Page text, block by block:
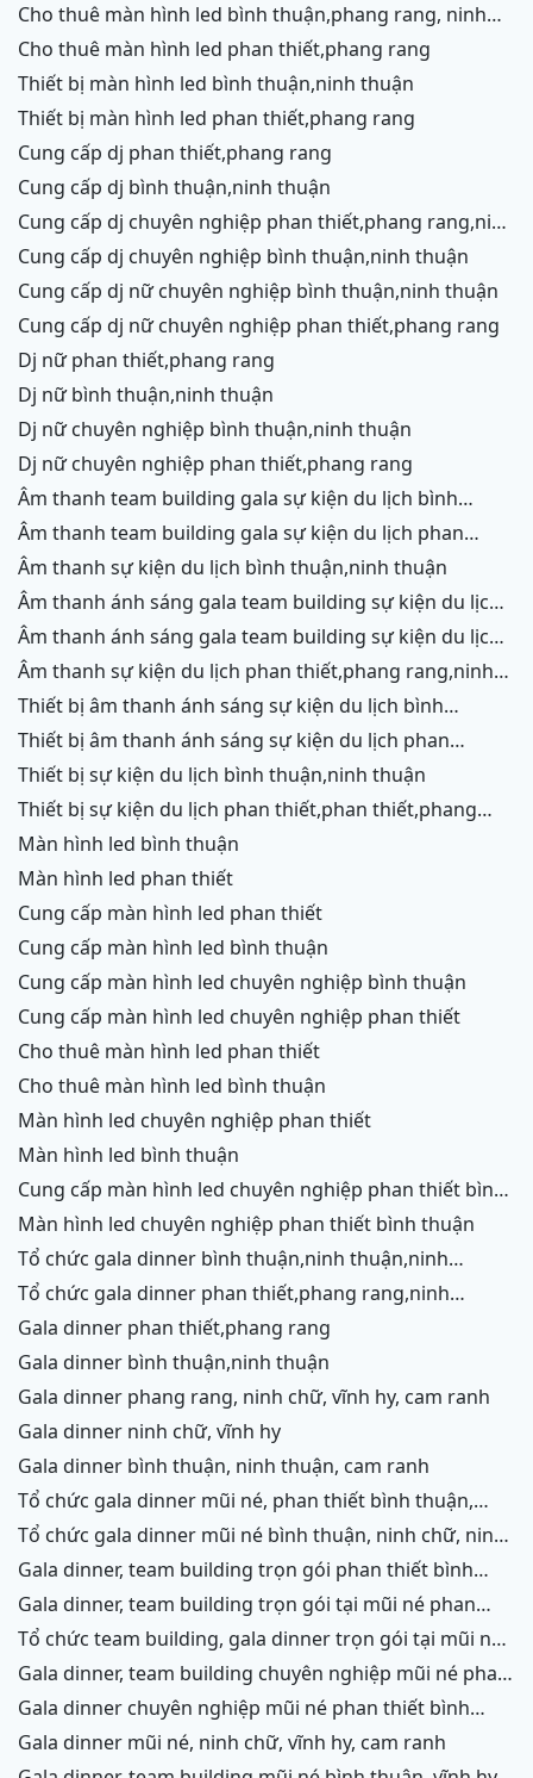
cho thuê màn hình led bình thuận,phang rang, ninh
thuận
cho thuê màn hình led phan thiết,phang rang
thiết bị màn hình led bình thuận,ninh thuận
thiết bị màn hình led phan thiết,phang rang
cung cấp dj phan thiết,phang rang
cung cấp dj bình thuận,ninh thuận
cung cấp dj chuyên nghiệp phan thiết,phang rang,ninh
chữ,vĩnh hy
cung cấp dj chuyên nghiệp bình thuận,ninh thuận
cung cấp dj nữ chuyên nghiệp bình thuận,ninh thuận
cung cấp dj nữ chuyên nghiệp phan thiết,phang rang
dj nữ phan thiết,phang rang
dj nữ bình thuận,ninh thuận
dj nữ chuyên nghiệp bình thuận,ninh thuận
dj nữ chuyên nghiệp phan thiết,phang rang
âm thanh team building gala sự kiện du lịch bình
thuận,ninh thuận
âm thanh team building gala sự kiện du lịch phan
thiết,phang rang,ninh chữ, vĩnh hy
âm thanh sự kiện du lịch bình thuận,ninh thuận
âm thanh ánh sáng gala team building sự kiện du lịch
bình thuận,ninh thuận
âm thanh ánh sáng gala team building sự kiện du lịch
phan thiết,phang rang,ninh chữ,vĩnh hy
âm thanh sự kiện du lịch phan thiết,phang rang,ninh
chữ,vĩnh hy,ninh thuận,cam ranh
thiết bị âm thanh ánh sáng sự kiện du lịch bình
thuận,ninh thuận
thiết bị âm thanh ánh sáng sự kiện du lịch phan
thiết,phang rang,ninh chữ,vĩnh hy,cam ranh
thiết bị sự kiện du lịch bình thuận,ninh thuận
thiết bị sự kiện du lịch phan thiết,phan thiết,phang
rang,ninh chữ,vĩnh hy,cam ranh
màn hình led bình thuận
màn hình led phan thiết
cung cấp màn hình led phan thiết
cung cấp màn hình led bình thuận
cung cấp màn hình led chuyên nghiệp bình thuận
cung cấp màn hình led chuyên nghiệp phan thiết
cho thuê màn hình led phan thiết
cho thuê màn hình led bình thuận
màn hình led chuyên nghiệp phan thiết
màn hình led bình thuận
cung cấp màn hình led chuyên nghiệp phan thiết bình
thuận
màn hình led chuyên nghiệp phan thiết bình thuận
tổ chức gala dinner bình thuận,ninh thuận,ninh
chữ,vĩnh hy,cam ranh
tổ chức gala dinner phan thiết,phang rang,ninh
chữ,vĩnh hy,cam ranh
gala dinner phan thiết,phang rang
gala dinner bình thuận,ninh thuận
gala dinner phang rang, ninh chữ, vĩnh hy, cam ranh
gala dinner ninh chữ, vĩnh hy
gala dinner bình thuận, ninh thuận, cam ranh
tổ chức gala dinner mũi né, phan thiết bình thuận,
ninh thuận, ninh chữ, vĩnh hy, cam ranh
tổ chức gala dinner mũi né bình thuận, ninh chữ, ninh
thuận, cam ranh
gala dinner, team building trọn gói phan thiết bình
thuận, phang rang, ninh thuận, vĩnh hy,cam ranh
gala dinner, team building trọn gói tại mũi né phan
thiết bình thuận, phang rang ninh chữ ninh thuận, cam
tổ chức team building, gala dinner trọn gói tại mũi né
phan thiết bình thuận, phang rang, ninh chữ, vĩnh hy,
ninh thuận, cam ranh
gala dinner, team building chuyên nghiệp mũi né phan
thiết, ninh chữ ninh thuận, vĩnh hy, cam ranh
gala dinner chuyên nghiệp mũi né phan thiết bình
thuận, ninh chữ, phang rang, ninh thuận, cam ranh
gala dinner mũi né, ninh chữ, vĩnh hy, cam ranh